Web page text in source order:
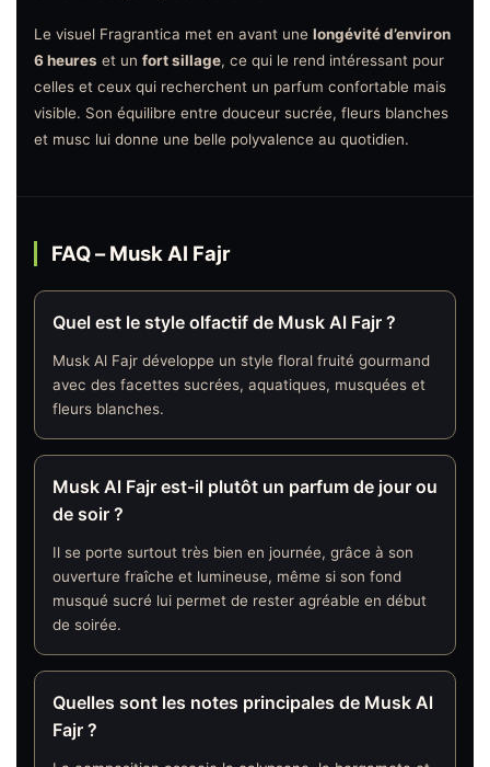
Le visuel Fragrantica met en avant une longévité d’environ
6 heures et un fort sillage, ce qui le rend intéressant pour
celles et ceux qui recherchent un parfum confortable mais
visible. Son équilibre entre douceur sucrée, fleurs blanches
et musc lui donne une belle polyvalence au quotidien.
FAQ – Musk Al Fajr
Quel est le style olfactif de Musk Al Fajr ?
Musk Al Fajr développe un style floral fruité gourmand
avec des facettes sucrées, aquatiques, musquées et
fleurs blanches.
Musk Al Fajr est-il plutôt un parfum de jour ou
de soir ?
Il se porte surtout très bien en journée, grâce à son
ouverture fraîche et lumineuse, même si son fond
musqué sucré lui permet de rester agréable en début
de soirée.
Quelles sont les notes principales de Musk Al
Fajr ?